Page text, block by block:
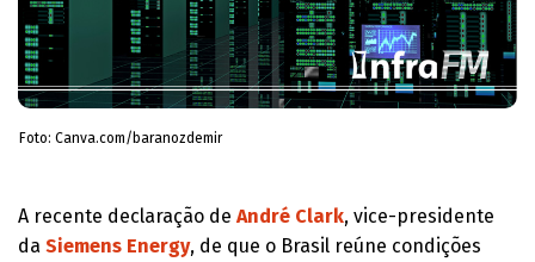
Foto: Canva.com/baranozdemir
A recente declaração de André Clark, vice-presidente
da Siemens Energy, de que o Brasil reúne condições